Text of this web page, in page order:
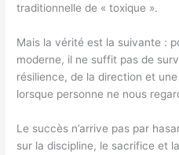
traditionnelle de « toxique ».
Mais la vérité est la suivante :
moderne, il ne suffit pas de
résilience, de la direction et
lorsque personne ne nous
Le succès n’arrive pas par
sur la discipline, le sacrifice et